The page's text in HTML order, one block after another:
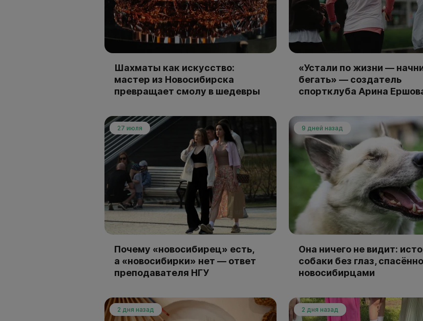
Шахматы как искусство:
мастер из Новосибирска
превращает смолу в шедевры
«Устали по жизни —
бегать» — создатель
спортклуба Арина
27 июля
Почему «новосибирец» есть,
а «новосибирки» нет — ответ
преподавателя НГУ
9 дней назад
Она ничего не видит:
собаки без глаз,
новосибирцами
2 дня назад 2 дня назад